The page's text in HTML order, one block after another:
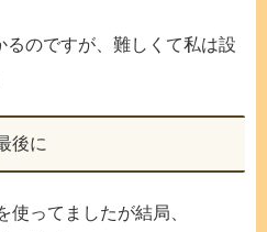
のですが、難しくて私は設
後に
ってましたが結局、